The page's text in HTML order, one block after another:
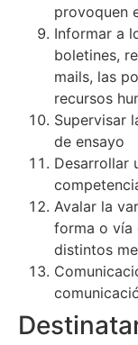
provoquen
Informar a
boletines,
mails, las
recursos
Supervisar
de ensayo
Desarrollar
Avalar la
forma o vía
distintos